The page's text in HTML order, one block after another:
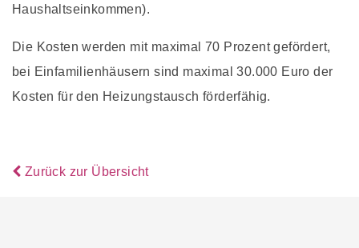
Haushaltseinkommen).
Die Kosten werden mit maximal 70 Prozent gefördert,
bei Einfamilienhäusern sind maximal 30.000 Euro der
Kosten für den Heizungstausch förderfähig.
Zurück zur Übersicht